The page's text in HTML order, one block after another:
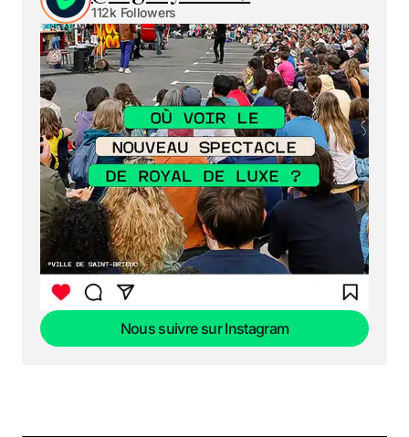
112k Followers
Nous suivre sur Instagram